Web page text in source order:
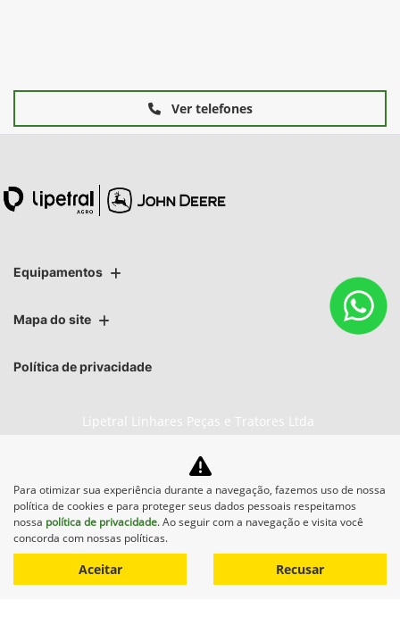
Ver telefones
Equipamentos
Mapa do site
Política de privacidade
Lipetral Linhares Peças e Tratores Ltda
CNPJ: 27.733.195/0002-16
No trânsito, enxergar o outro
salva vidas.
Para otimizar sua experiência durante a navegação, fazemos uso de nossa
política de cookies e para proteger seus dados pessoais respeitamos
nossa política de privacidade. Ao seguir com a navegação e visita você
concorda com nossas políticas.
Aceitar Recusar